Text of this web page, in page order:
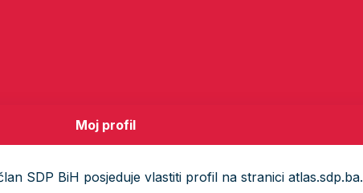
Moj profil
SDP BiH posjeduje vlastiti profil na stranici atlas.sdp.ba.